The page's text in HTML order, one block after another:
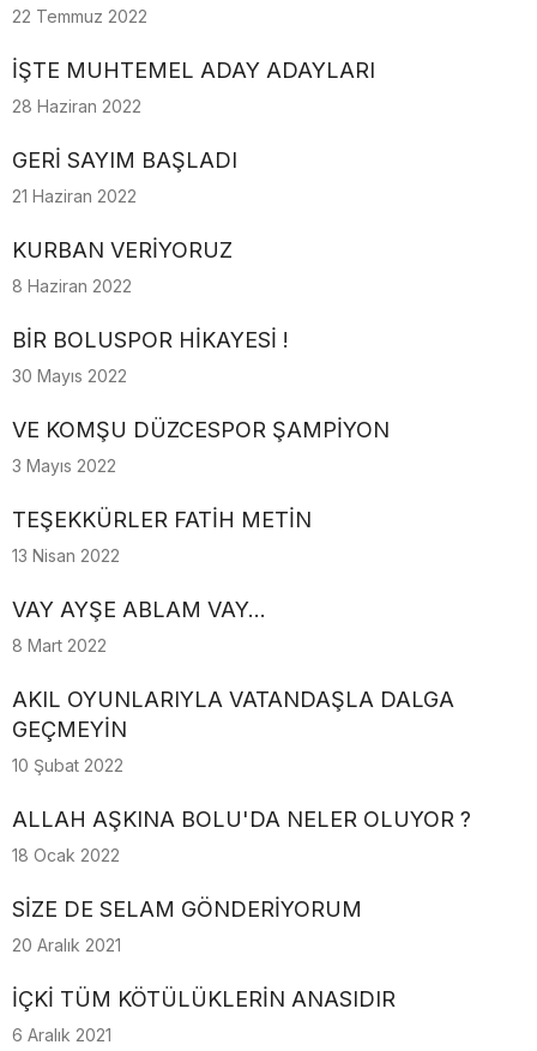
22 Temmuz 2022
İŞTE MUHTEMEL ADAY ADAYLARI
28 Haziran 2022
GERİ SAYIM BAŞLADI
21 Haziran 2022
KURBAN VERİYORUZ
8 Haziran 2022
BİR BOLUSPOR HİKAYESİ !
30 Mayıs 2022
VE KOMŞU DÜZCESPOR ŞAMPİYON
3 Mayıs 2022
TEŞEKKÜRLER FATİH METİN
13 Nisan 2022
VAY AYŞE ABLAM VAY...
8 Mart 2022
AKIL OYUNLARIYLA VATANDAŞLA DALGA
GEÇMEYİN
10 Şubat 2022
ALLAH AŞKINA BOLU'DA NELER OLUYOR ?
18 Ocak 2022
SİZE DE SELAM GÖNDERİYORUM
20 Aralık 2021
İÇKİ TÜM KÖTÜLÜKLERİN ANASIDIR
6 Aralık 2021